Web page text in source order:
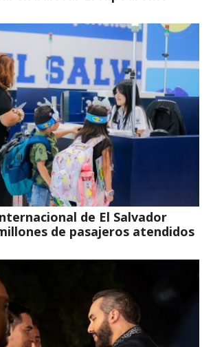
de El Salvador
de pasajeros atendidos